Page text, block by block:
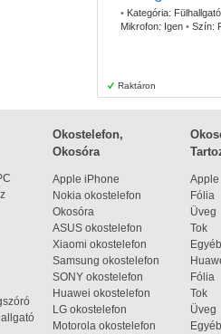
Raktáron
• Kategória: Fülhallgató
Mikrofon: Igen • Szín:
Okostelefon,
Okosóra
Apple iPhone
Nokia okostelefon
Okosóra
ASUS okostelefon
Xiaomi okostelefon
Samsung okostelefon
SONY okostelefon
Huawei okostelefon
LG okostelefon
Motorola okostelefon
Apple
Fólia
Üveg
Tok
Egyéb
Fólia
Tok
Üveg
Egyéb